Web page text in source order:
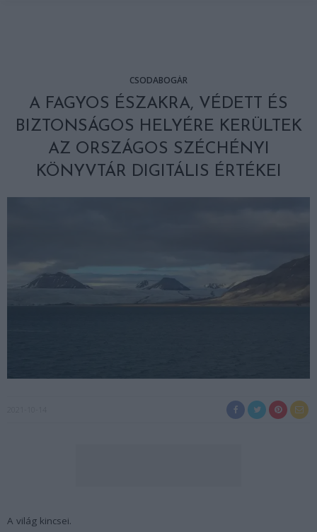
CSODABOGÁR
A FAGYOS ÉSZAKRA, VÉDETT ÉS
BIZTONSÁGOS HELYÉRE KERÜLTEK
AZ ORSZÁGOS SZÉCHÉNYI
KÖNYVTÁR DIGITÁLIS ÉRTÉKEI
A világ kincsei.